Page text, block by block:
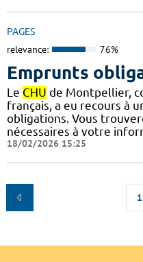
PAGES
relevance: 76%
Emprunts
Le CHU de Montpellier,
français, a eu recours à
obligations. Vous
nécessaires à votre
18/02/2026 15:25
1